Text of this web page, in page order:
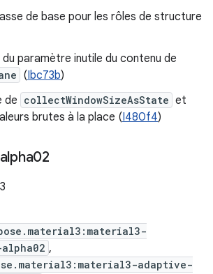
de base pour les rôles de structure
du paramètre inutile du contenu de
(Ibc73b)
de collectWindowSizeAsState et
brutes à la place (I480f4)
,
adaptive-